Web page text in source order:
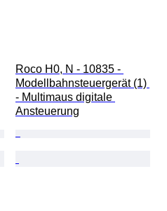
Roco H0, N - 10835 -
Modellbahnsteuergerät (1)
- Multimaus digitale
Ansteuerung